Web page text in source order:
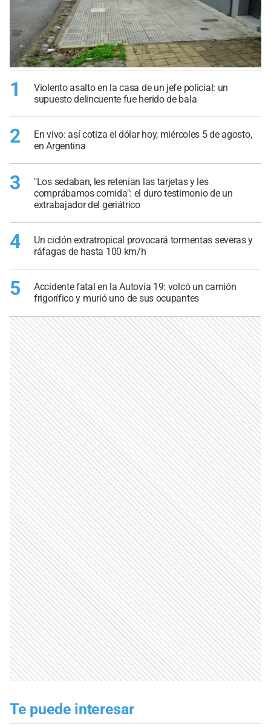
1
Violento asalto en la casa de un jefe policial: un
supuesto delincuente fue herido de bala
2
En vivo: así cotiza el dólar hoy, miércoles 5 de agosto,
en Argentina
3
"Los sedaban, les retenían las tarjetas y les
comprábamos comida": el duro testimonio de un
extrabajador del geriátrico
4
Un ciclón extratropical provocará tormentas severas y
ráfagas de hasta 100 km/h
5
Accidente fatal en la Autovía 19: volcó un camión
frigorífico y murió uno de sus ocupantes
Te puede interesar